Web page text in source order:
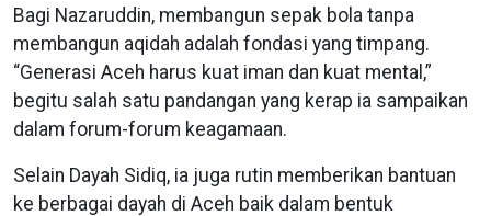
Bagi Nazaruddin, membangun sepak bola tanpa
membangun aqidah adalah fondasi yang timpang.
“Generasi Aceh harus kuat iman dan kuat mental,”
begitu salah satu pandangan yang kerap ia sampaikan
dalam forum-forum keagamaan.
Selain Dayah Sidiq, ia juga rutin memberikan bantuan
ke berbagai dayah di Aceh baik dalam bentuk